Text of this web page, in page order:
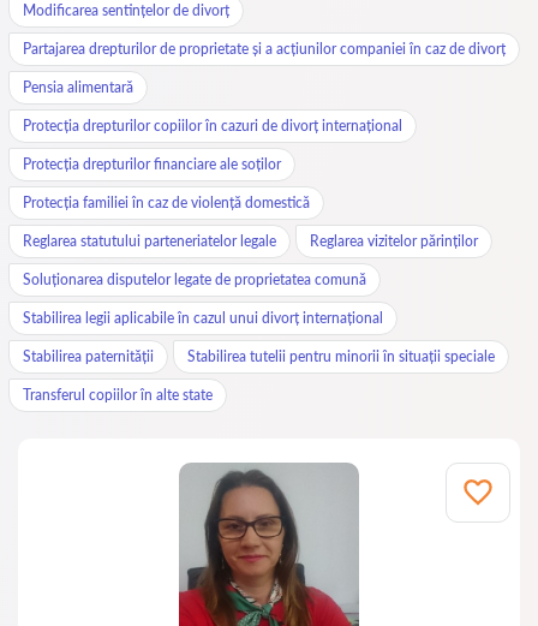
Modificarea sentințelor de divorț
Partajarea drepturilor de proprietate și a acțiunilor companiei în caz de divorț
Pensia alimentară
Protecția drepturilor copiilor în cazuri de divorț internațional
Protecția drepturilor financiare ale soților
Protecția familiei în caz de violență domestică
Reglarea statutului parteneriatelor legale Reglarea vizitelor părinților
Soluționarea disputelor legate de proprietatea comună
Stabilirea legii aplicabile în cazul unui divorț internațional
Stabilirea paternității Stabilirea tutelii pentru minorii în situații speciale
Transferul copiilor în alte state